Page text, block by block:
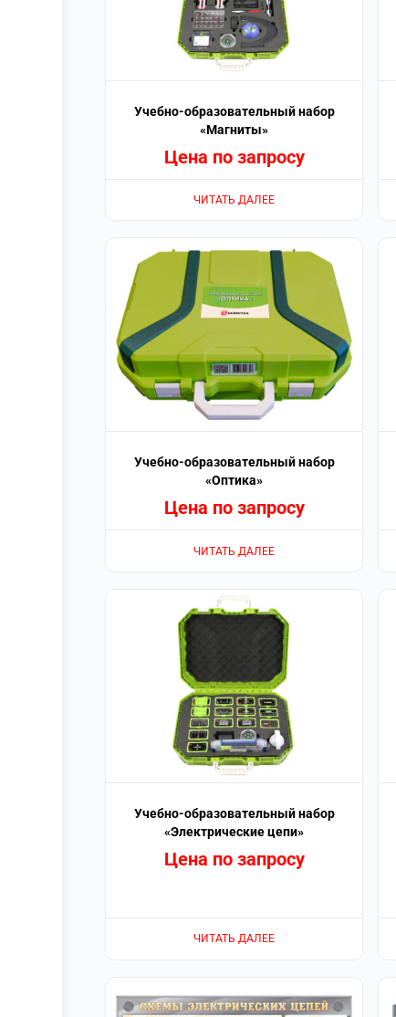
Учебно-образовательный набор
«Магниты»
Цена по запросу
ЧИТАТЬ ДАЛЕЕ
Учебно-образовательный набор
«Оптика»
Цена по запросу
ЧИТАТЬ ДАЛЕЕ
Учебно-образовательный набор
«Электрические цепи»
Цена по запросу
ЧИТАТЬ ДАЛЕЕ